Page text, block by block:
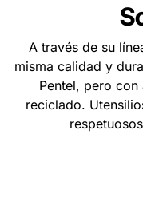
A través de su
misma calidad y
Pentel, pero
reciclado.